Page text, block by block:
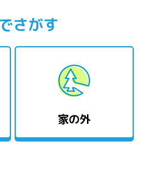
さがす
家の外